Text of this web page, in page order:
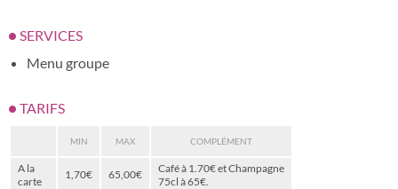
SERVICES
Menu groupe
TARIFS
MIN MAX COMPLÉMENT
A la
carte
1,70€ 65,00€
Café à 1.70€ et Champagne
75cl à 65€.